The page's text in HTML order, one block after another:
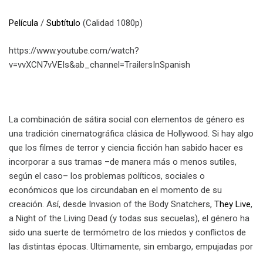
Película / Subtítulo (Calidad 1080p)
https://www.youtube.com/watch?
v=vvXCN7vVEIs&ab_channel=TrailersInSpanish
La combinación de sátira social con elementos de género es
una tradición cinematográfica clásica de Hollywood. Si hay algo
que los filmes de terror y ciencia ficción han sabido hacer es
incorporar a sus tramas –de manera más o menos sutiles,
según el caso– los problemas políticos, sociales o
económicos que los circundaban en el momento de su
creación. Así, desde Invasion of the Body Snatchers, They Live,
a Night of the Living Dead (y todas sus secuelas), el género ha
sido una suerte de termómetro de los miedos y conflictos de
las distintas épocas. Ultimamente, sin embargo, empujadas por